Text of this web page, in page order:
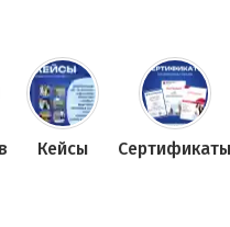
Кейсы Сертификаты